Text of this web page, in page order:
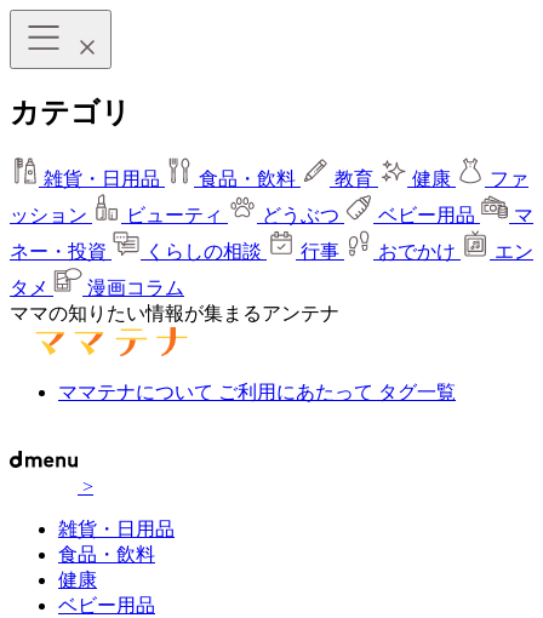
カテゴリ
雑貨・日用品 食品・飲料 教育 健康
ファ
ッション
ビューティ どうぶつ ベビー用品
マ
ネー・投資
くらしの相談 行事 おでかけ
エン
タメ
漫画コラム
ママの知りたい情報が集まるアンテナ
ママテナについて ご利用にあたって タグ一覧
>
雑貨・日用品
食品・飲料
健康
ベビー用品